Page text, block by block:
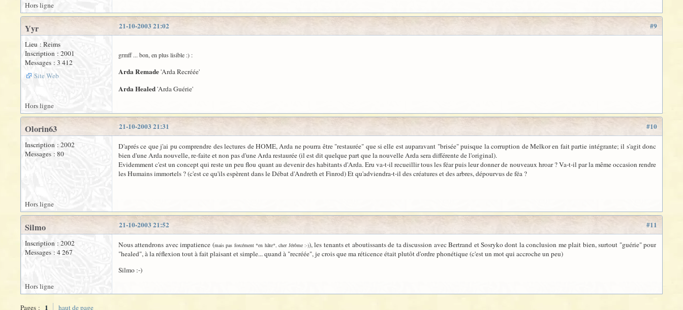
Hors ligne
#9
21-10-2003 21:02
Yyr
Lieu : Reims
Inscription : 2001
Messages : 3 412
Site Web
grmff ... bon, en plus lisible :) :
Arda Remade'Arda Recréée'
Arda Healed'Arda Guérie'
Hors ligne
#10
21-10-2003 21:31
Olorin63
Inscription : 2002
Messages : 80
D'aprés ce que j'ai pu comprendre des lectures de HOME, Arda ne pourra être "restaurée" que si elle est auparavant "brisée" puisque la corruption de Melkor en fait partie intégrante; il s'agit donc
bien d'une Arda nouvelle, re-faite et non pas d'une Arda restaurée (il est dit quelque part que la nouvelle Arda sera différente de l'original).
Evidemment c'est un concept qui reste un peu flou quant au devenir des habitants d'Arda. Eru va-t-il recueillir tous les fëar puis leur donner de nouveaux hroar ? Va-t-il par la même occasion rendre
les Humains immortels ? (c'est ce qu'ils espèrent dans le Débat d'Andreth et Finrod) Et qu'adviendra-t-il des créatures et des arbres, dépourvus de fëa ?
Hors ligne
#11
21-10-2003 21:52
Silmo
Inscription : 2002
Messages : 4 267
Nous attendrons avec impatience (mais pas forcément *en hâte*, cher Jérôme :-)), les tenants et aboutissants de ta discussion avec Bertrand et Sosryko dont la conclusion me plait bien, surtout "guérie" pour
"healed", à la réflexion tout à fait plaisant et simple... quand à "recréée", je crois que ma réticence était plutôt d'ordre phonétique (c'est un mot qui accroche un peu)
Silmo :-)
Hors ligne
Pages : 1 haut de page